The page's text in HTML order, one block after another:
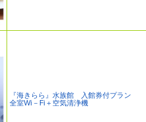
『海きらら』水族館 入館券付プラン
全室Wi－Fi＋空気清浄機